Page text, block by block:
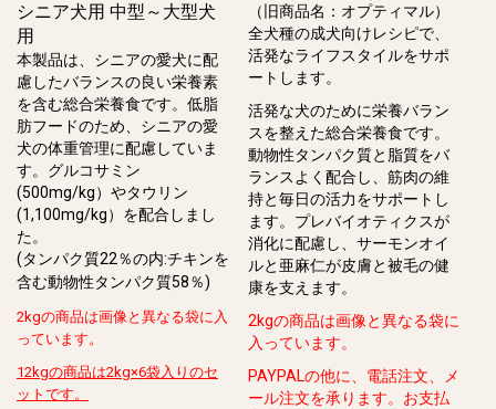
シニア犬用 中型～大型犬
用
本製品は、シニアの愛犬に配
慮したバランスの良い栄養素
を含む総合栄養食です。低脂
肪フードのため、シニアの愛
犬の体重管理に配慮していま
す。グルコサミン
(500mg/kg）やタウリン
(1,100mg/kg）を配合しまし
た。
(タンパク質22％の内:チキンを
含む動物性タンパク質58％)
2kgの商品は画像と異なる袋に入
っています。
12kgの商品は2kg×6袋入りのセ
ットです。
（旧商品名：オプティマル）
全犬種の成⽝向けレシピで、
活発なライフスタイルをサポ
ートします。
活発な犬のために栄養バラン
スを整えた総合栄養⾷です。
動物性タンパク質と脂質をバ
ランスよく配合し、筋⾁の維
持と毎⽇の活⼒をサポートし
ます。プレバイオティクスが
消化に配慮し、サーモンオイ
ルと亜⿇仁が⽪膚と被⽑の健
康を⽀えます。
2kgの商品は画像と異なる袋に
入っています。
PAYPALの他に、電話注文、メ
ール注文を承ります。 お支払